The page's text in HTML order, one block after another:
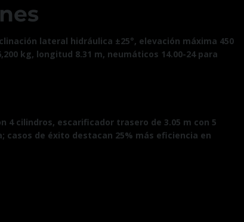
lateral hidráulica ±25°, elevación máxima 450
kg, longitud 8.31 m, neumáticos 14.00-24 para
4 cilindros, escarificador trasero de 3.05 m con 5
casos de éxito destacan 25% más eficiencia en